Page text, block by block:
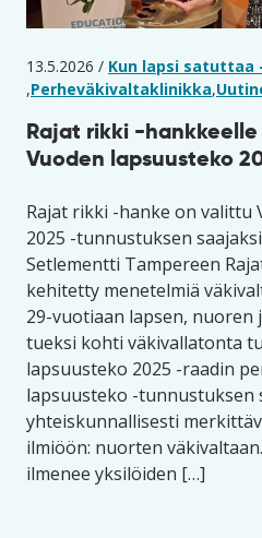
13.5.2026 / Kun lapsi satuttaa
,Perheväkivaltaklinikka,
Rajat rikki -
Vuoden lapsuusteko
Rajat rikki -hanke on valittu
2025 -tunnustuksen
Setlementti Tampereen
kehitetty menetelmiä
29-vuotiaan lapsen, nuoren
tueksi kohti väkivallatonta
lapsuusteko 2025 -raadin
lapsuusteko -
yhteiskunnallisesti
ilmiöön: nuorten
ilmenee yksilöiden […]